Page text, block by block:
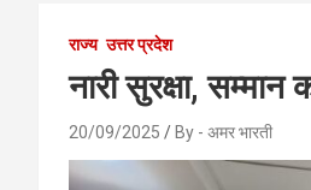
राज्य उत्तर प्रदेश
नारी सुरक्षा,
20/09/2025 By - अमर भारती